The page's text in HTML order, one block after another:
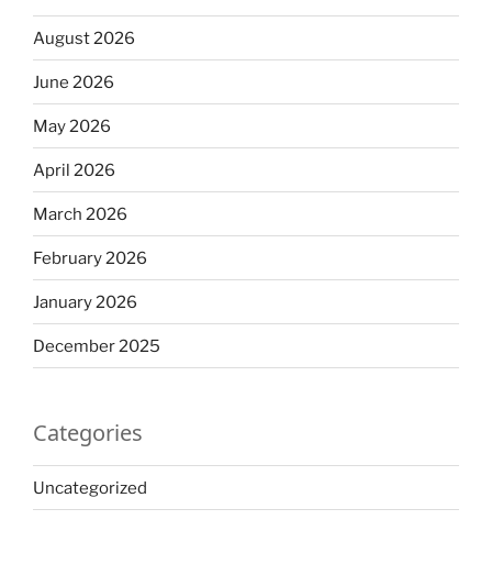
August 2026
June 2026
May 2026
April 2026
March 2026
February 2026
January 2026
December 2025
Categories
Uncategorized